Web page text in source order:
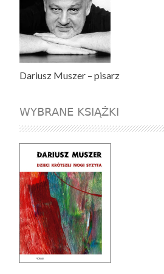
Dariusz Muszer – pisarz
WYBRANE KSIĄŻKI